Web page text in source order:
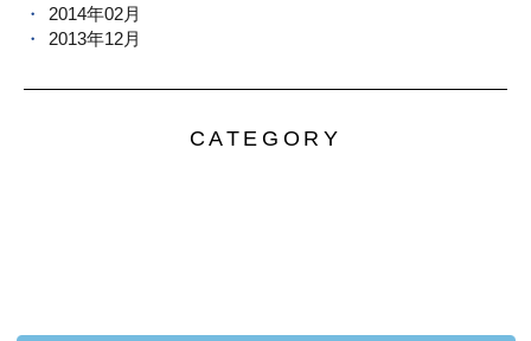
2014年02月
2013年12月
CATEGORY